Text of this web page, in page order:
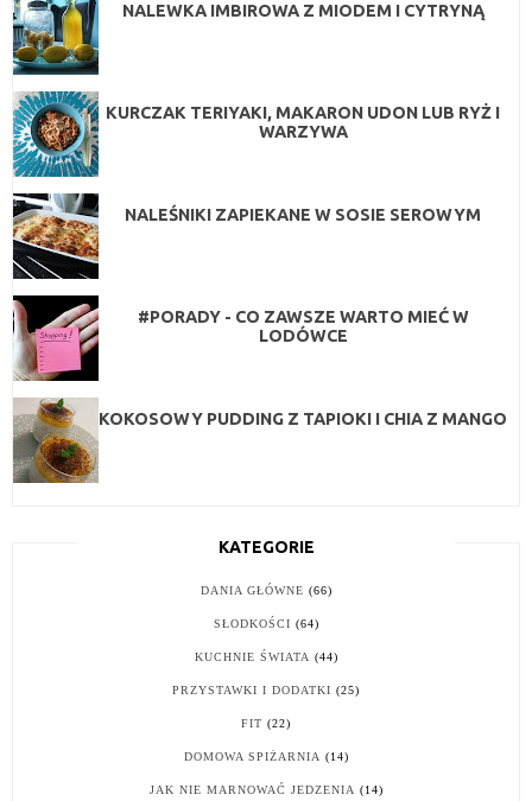
NALEWKA IMBIROWA Z MIODEM I CYTRYNĄ
KURCZAK TERIYAKI, MAKARON UDON LUB RYŻ I
WARZYWA
NALEŚNIKI ZAPIEKANE W SOSIE SEROWYM
#PORADY - CO ZAWSZE WARTO MIEĆ W
LODÓWCE
KOKOSOWY PUDDING Z TAPIOKI I CHIA Z MANGO
KATEGORIE
DANIA GŁÓWNE (66)
SŁODKOŚCI (64)
KUCHNIE ŚWIATA (44)
PRZYSTAWKI I DODATKI (25)
FIT (22)
DOMOWA SPIŻARNIA (14)
JAK NIE MARNOWAĆ JEDZENIA (14)